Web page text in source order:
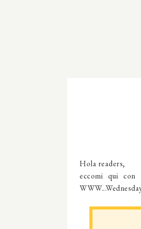
Hola readers,
eccomi qui